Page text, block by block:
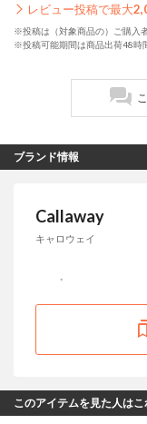
レビュー投稿で最大
※投稿は（対象商品の）ご購入
※投稿可能期間は商品出荷48時
ブランド情報
Callaway
キャロウェイ
このアイテムを見た人は